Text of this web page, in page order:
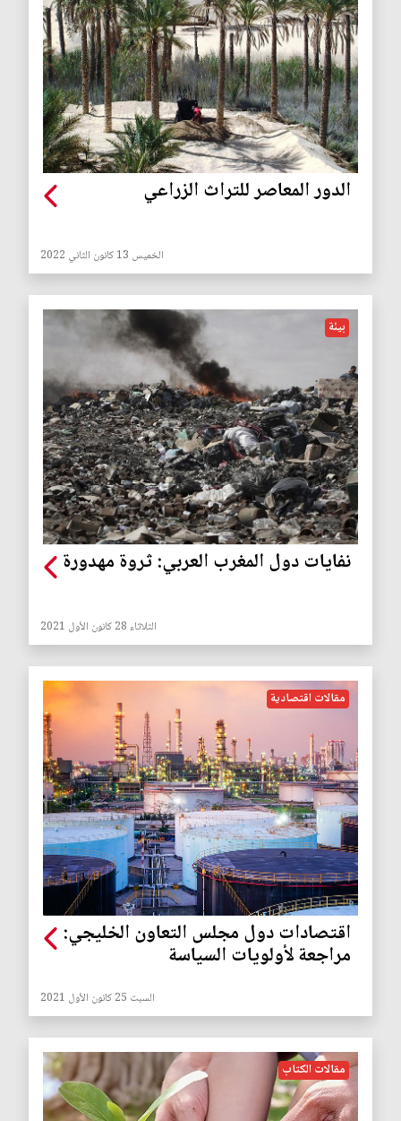
الدور المعاصر للتراث الزراعي
الخميس 13 كانون الثاني 2022
بيئة
نفايات دول المغرب العربي: ثروة مهدورة
الثلاثاء 28 كانون الأول 2021
مقالات اقتصادية
اقتصادات دول مجلس التعاون الخليجي:
مراجعة لأولويات السياسة
السبت 25 كانون الأول 2021
مقالات الكتاب